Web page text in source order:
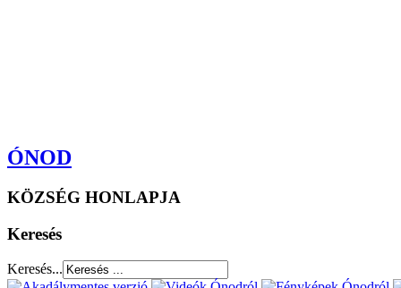
ÓNOD
KÖZSÉG HONLAPJA
Keresés
Keresés...